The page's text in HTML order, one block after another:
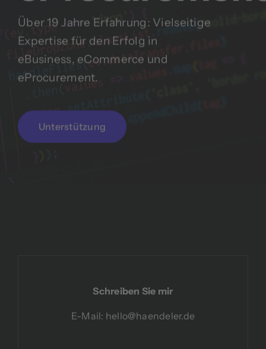
Über 19 Jahre Erfahrung: Vielseitige
Expertise für den Erfolg in
eBusiness, eCommerce und
eProcurement.
Unterstützung
Schreiben Sie mir
E-Mail: hello@haendeler.de